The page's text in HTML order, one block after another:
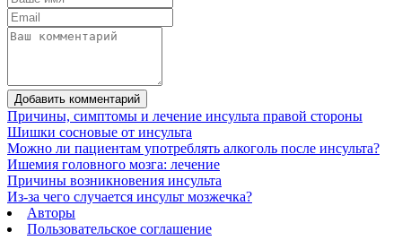
Добавить комментарий
Причины, симптомы и лечение инсульта правой стороны
Шишки сосновые от инсульта
Можно ли пациентам употреблять алкоголь после инсульта?
Ишемия головного мозга: лечение
Причины возникновения инсульта
Из-за чего случается инсульт мозжечка?
Авторы
Пользовательское соглашение